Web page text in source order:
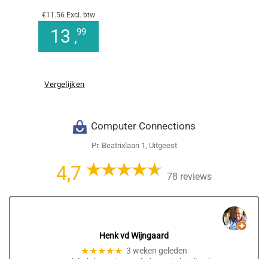
€11.56 Excl. btw
13 ,99
Vergelijken
Computer Connections
Pr. Beatrixlaan 1, Uitgeest
4,7 78 reviews
Henk vd Wijngaard
★★★★★ 3 weken geleden